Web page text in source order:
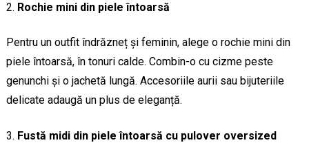
Rochie mini din piele întoarsă
Pentru un outfit îndrăzneț și feminin, alege o rochie mini din
piele întoarsă, în tonuri calde. Combin-o cu cizme peste
genunchi și o jachetă lungă. Accesoriile aurii sau bijuteriile
delicate adaugă un plus de eleganță.
Fustă midi din piele întoarsă cu pulover oversized